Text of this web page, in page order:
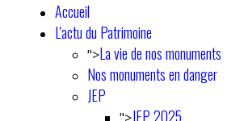
Accueil
L'actu du Patrimoine
">La vie de nos monuments
Nos monuments en danger
JEP
JEP 2025